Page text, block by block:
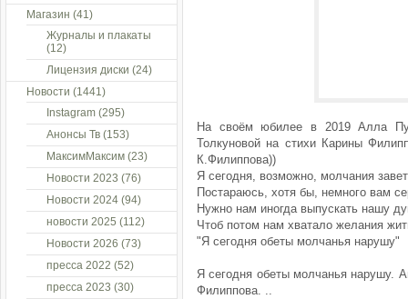
На своём юбилее в 2019 Алла
Толкуновой на стихи Карины
К.Филиппова))
Я сегодня, возможно, молчания
Постараюсь, хотя бы, немного вам
Нужно нам иногда выпускать нашу
Чтоб потом нам хватало желания
"Я сегодня обеты молчанья нарушу"
Я сегодня обеты молчанья нарушу.
Филиппова. ..
Магазин (41)
Журналы и плакаты
(12)
Лицензия диски (24)
Новости (1441)
Instagram (295)
Анонсы Тв (153)
МаксимМаксим (23)
Новости 2023 (76)
Новости 2024 (94)
новости 2025 (112)
Новости 2026 (73)
пресса 2022 (52)
пресса 2023 (30)